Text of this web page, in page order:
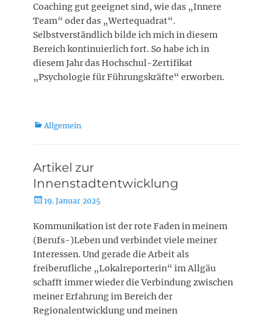
Coaching gut geeignet sind, wie das „Innere
Team“ oder das „Wertequadrat“.
Selbstverständlich bilde ich mich in diesem
Bereich kontinuierlich fort. So habe ich in
diesem Jahr das Hochschul-Zertifikat
„Psychologie für Führungskräfte“ erworben.
Kategorien
Allgemein
Artikel zur
Innenstadtentwicklung
Posted
19. Januar 2025
Kommunikation ist der rote Faden in meinem
(Berufs-)Leben und verbindet viele meiner
Interessen. Und gerade die Arbeit als
freiberufliche „Lokalreporterin“ im Allgäu
schafft immer wieder die Verbindung zwischen
meiner Erfahrung im Bereich der
Regionalentwicklung und meinen